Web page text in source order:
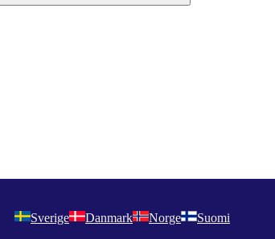
Sverige Danmark Norge Suomi